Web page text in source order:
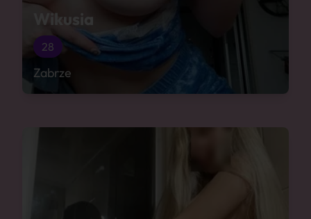
Wikusia
28
Zabrze